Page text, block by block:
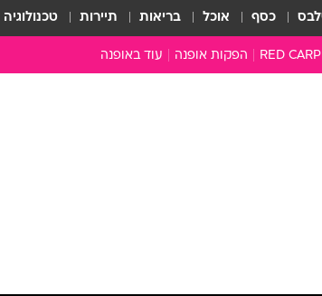
כסף אוכל בריאות תיירות טכנולוגיה
RED הפקות אופנה עוד באופנה